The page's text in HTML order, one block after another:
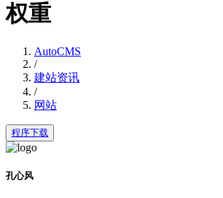
权重
AutoCMS
/
建站资讯
/
网站
程序下载
孔心风